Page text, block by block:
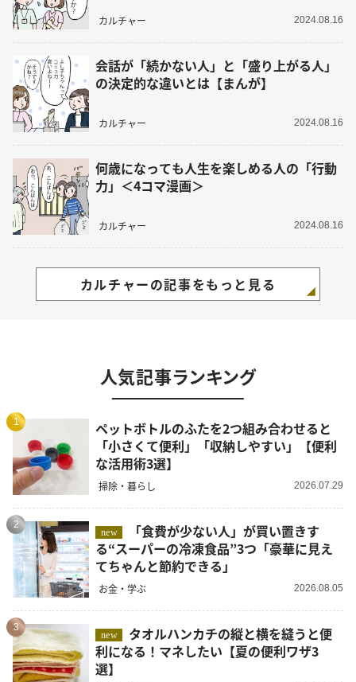
カルチャー 2024.08.16
会話が「続かない人」と「盛り上がる人」
の決定的な違いとは【まんが】
カルチャー 2024.08.16
何歳になっても人生を楽しめる人の「行動
力」＜4コマ漫画＞
カルチャー 2024.08.16
カルチャーの記事をもっと見る
人気記事ランキング
1
ペットボトルのふたを2つ組み合わせると
「小さくて便利」「収納しやすい」【便利
な活用術3選】
掃除・暮らし 2026.07.29
2
new
る“スーパーの冷凍食品”3つ「豪華に見え
てちゃんと節約できる」
お金・学ぶ 2026.08.05
3
new
利になる！マネしたい【夏の便利ワザ3
選】